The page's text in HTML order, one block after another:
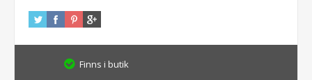
Finns i butik